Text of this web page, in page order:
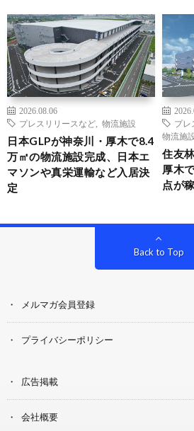
2026.08.06
プレスリリースなど
物流施設
日本GLPが神奈川・厚木で8.4
万㎡の物流施設完成、日本エ
マソンや真栄運輸など入居決
定
プレ
物流施
住友
厚木
点が
Back to Top
メルマガ会員登録
プライバシーポリシー
広告掲載
会社概要